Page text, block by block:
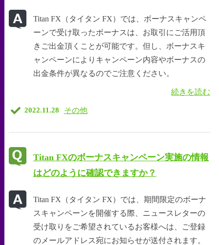
Titan FX（タイタン FX）では、ボーナスキャンペ
ーンで受け取ったボーナスは、お取引にご活用頂
きご出金頂くことが可能です。但し、ボーナスキ
ャンペーンによりキャンペーン内容やボーナスの
出金条件が異なるのでご注意ください。
続きを読む
2022.11.28 その他
Titan FXのボーナスキャンペーン実施の情報
はどのように確認できますか？
Titan FX（タイタン FX）では、期間限定のボーナ
スキャンペーンを開催する際、ニュースレターの
受け取りをご希望されているお客様へは、ご登録
のメールアドレス宛にお知らせが送付されます。